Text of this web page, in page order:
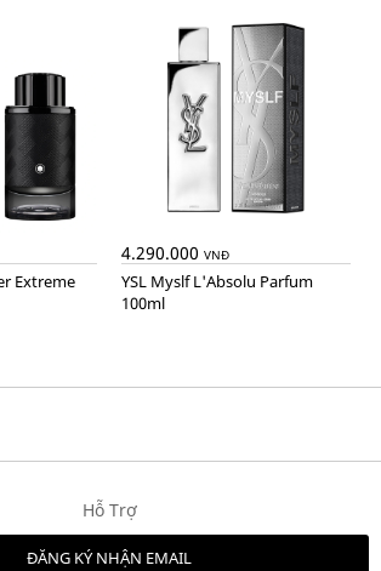
4.290.000 VNĐ
YSL Myslf L'Absolu Parfum
100ml
Hỗ Trợ
ĐĂNG KÝ NHẬN EMAIL